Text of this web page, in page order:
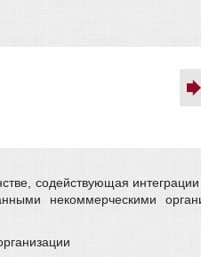
содействующая интеграции
некоммерческими